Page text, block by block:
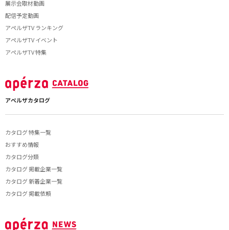
展示会取材動画
配信予定動画
アペルザTV ランキング
アペルザTV イベント
アペルザTV 特集
アペルザカタログ
カタログ 特集一覧
おすすめ情報
カタログ分類
カタログ 掲載企業一覧
カタログ 新着企業一覧
カタログ 掲載依頼